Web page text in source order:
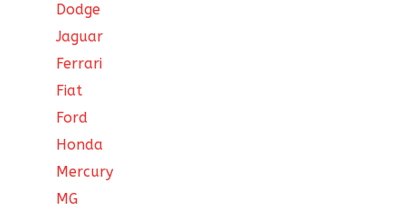
Dodge
Jaguar
Ferrari
Fiat
Ford
Honda
Mercury
MG